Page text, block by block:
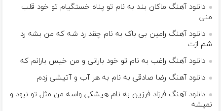
دانلود آهنگ ماکان بند به نام تو پناه خستگیام تو خود قلب
منی
دانلود آهنگ رامین بی باک به نام چقد رد شه که من بشه رد
شم ازت
دانلود آهنگ راغب به نام تو خود بارانی و من خیس بارانم که
دانلود آهنگ رضا صادقی به نام ﺑﻪ ﻫﺮ آب و آﺗﻴﺸﻰ زدم
دانلود آهنگ فرزاد فرزین به نام هیشکی واسه من مثل تو نبود و
نمیشه